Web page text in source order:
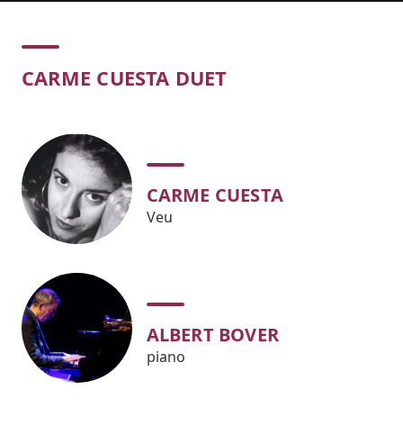
Concert
CARME CUESTA DUET
CARME CUESTA
Veu
ALBERT BOVER
piano